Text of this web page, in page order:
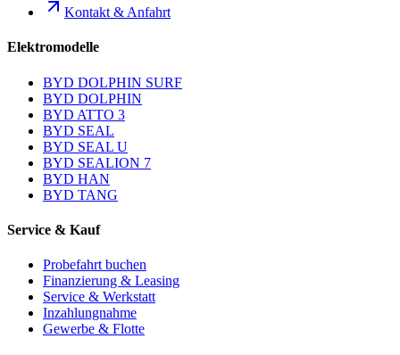
Kontakt & Anfahrt
Elektromodelle
BYD DOLPHIN SURF
BYD DOLPHIN
BYD ATTO 3
BYD SEAL
BYD SEAL U
BYD SEALION 7
BYD HAN
BYD TANG
Service & Kauf
Probefahrt buchen
Finanzierung & Leasing
Service & Werkstatt
Inzahlungnahme
Gewerbe & Flotte